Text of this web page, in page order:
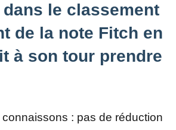
le classement
de la note Fitch en
à son tour prendre
: pas de réduction